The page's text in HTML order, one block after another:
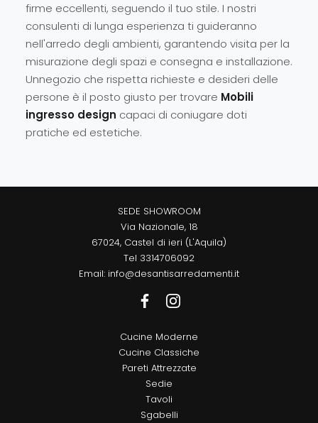
firme eccellenti, seguendo il tuo stile. I nostri
consulenti di lunga esperienza ti guideranno
nell'arredo degli ambienti, garantendo visita per la
misurazione degli spazi e consegna e installazione.
Unnegozio che rispetta richieste e desideri delle
persone è il posto giusto per trovare Mobili
ingresso design capaci di coniugare doti
pratiche ed estetiche.
SEDE SHOWROOM
Via Nazionale, 18
67024, Castel di ieri (L'Aquila)
Tel 3314706092
Email: info@desantisarredamenti.it
Cucine Moderne
Cucine Classiche
Pareti Attrezzate
Sedie
Tavoli
Sgabelli